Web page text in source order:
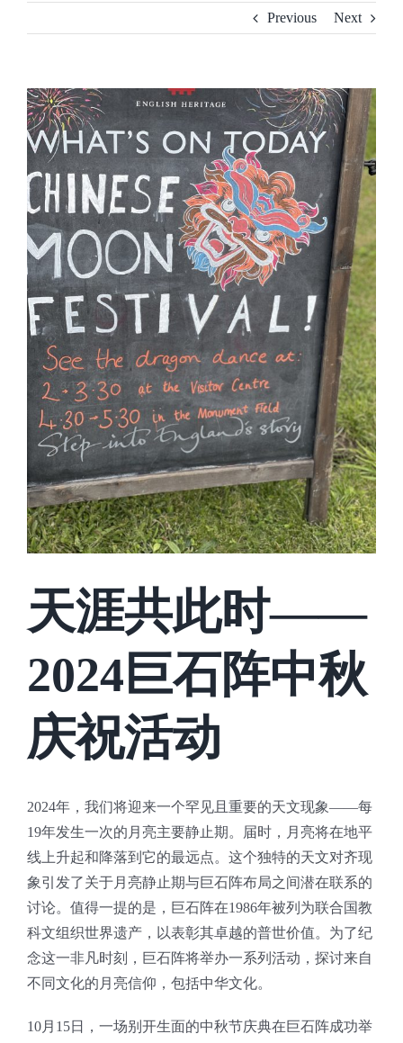
Previous Next
View
Larger
Image
天涯共此时——
2024巨石阵中秋
庆祝活动
2024年，我们将迎来一个罕见且重要的天文现象——每
19年发生一次的月亮主要静止期。届时，月亮将在地平
线上升起和降落到它的最远点。这个独特的天文对齐现
象引发了关于月亮静止期与巨石阵布局之间潜在联系的
讨论。值得一提的是，巨石阵在1986年被列为联合国教
科文组织世界遗产，以表彰其卓越的普世价值。为了纪
念这一非凡时刻，巨石阵将举办一系列活动，探讨来自
不同文化的月亮信仰，包括中华文化。
10月15日，一场别开生面的中秋节庆典在巨石阵成功举